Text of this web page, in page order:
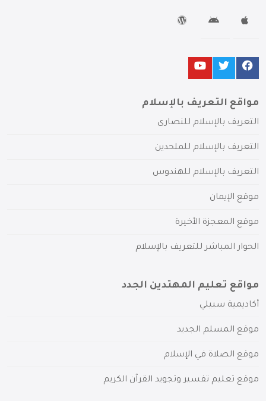
مواقع التعريف بالإسلام
التعريف بالإسلام للنصارى
التعريف بالإسلام للملحدين
التعريف بالإسلام للهندوس
موقع الإيمان
موقع المعجزة الأخيرة
الحوار المباشر للتعريف بالإسلام
مواقع تعليم المهتدين الجدد
أكاديمية سبيلي
موقع المسلم الجديد
موقع الصلاة في الإسلام
موقع تعليم تفسير وتجويد القرآن الكريم